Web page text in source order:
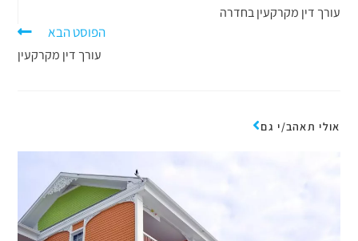
עורך דין מקרקעין בחדרה
הפוסט הבא
עורך דין מקרקעין
אולי תאהב/י גם